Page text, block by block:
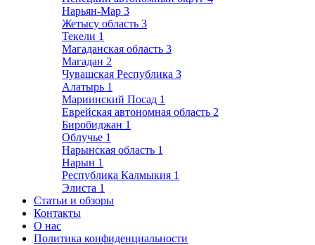
Нарьян-Мар 3
Жетысу область 3
Текели 1
Магаданская область 3
Магадан 2
Чувашская Республика 3
Алатырь 1
Мариинский Посад 1
Еврейская автономная область 2
Биробиджан 1
Облучье 1
Нарынская область 1
Нарын 1
Республика Калмыкия 1
Элиста 1
Статьи и обзоры
Контакты
О нас
Политика конфиденциальности